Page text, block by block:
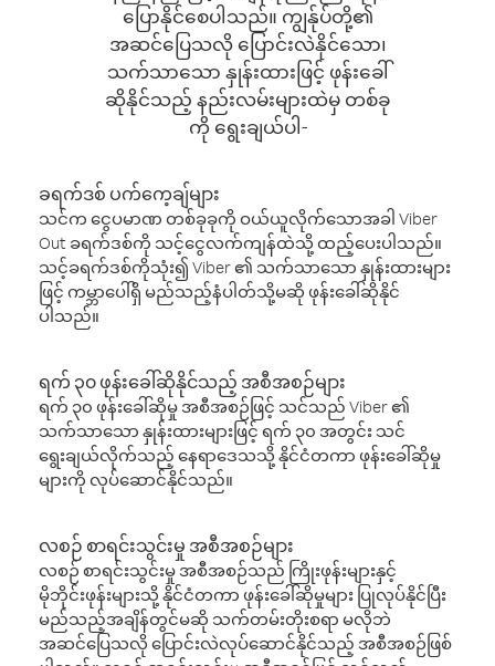
ပြောနိုင်စေပါသည်။ ကျွန်ုပ်တို့၏
အဆင်ပြေသလို ပြောင်းလဲနိုင်သော၊
သက်သာသော နှုန်းထားဖြင့် ဖုန်းခေါ်
ဆိုနိုင်သည့် နည်းလမ်းများထဲမှ တစ်ခု
ကို ရွေးချယ်ပါ-
ခရက်ဒစ် ပက်ကေ့ချ်များ
သင်က ငွေပမာဏ တစ်ခုခုကို ဝယ်ယူလိုက်သောအခါ Viber
Out ခရက်ဒစ်ကို သင့်ငွေလက်ကျန်ထဲသို့ ထည့်ပေးပါသည်။
သင့်ခရက်ဒစ်ကိုသုံး၍ Viber ၏ သက်သာသော နှုန်းထားများ
ဖြင့် ကမ္ဘာပေါ်ရှိ မည်သည့်နံပါတ်သို့မဆို ဖုန်းခေါ်ဆိုနိုင်
ပါသည်။
ရက် ၃၀ ဖုန်းခေါ်ဆိုနိုင်သည့် အစီအစဉ်များ
ရက် ၃၀ ဖုန်းခေါ်ဆိုမှု အစီအစဉ်ဖြင့် သင်သည် Viber ၏
သက်သာသော နှုန်းထားများဖြင့် ရက် ၃၀ အတွင်း သင်
ရွေးချယ်လိုက်သည့် နေရာဒေသသို့ နိုင်ငံတကာ ဖုန်းခေါ်ဆိုမှု
များကို လုပ်ဆောင်နိုင်သည်။
လစဉ် စာရင်းသွင်းမှု အစီအစဉ်များ
လစဉ် စာရင်းသွင်းမှု အစီအစဉ်သည် ကြိုးဖုန်းများနှင့်
မိုဘိုင်းဖုန်းများသို့ နိုင်ငံတကာ ဖုန်းခေါ်ဆိုမှုများ ပြုလုပ်နိုင်ပြီး
မည်သည့်အချိန်တွင်မဆို သက်တမ်းတိုးစရာ မလိုဘဲ
အဆင်ပြေသလို ပြောင်းလဲလုပ်ဆောင်နိုင်သည့် အစီအစဉ်ဖြစ်